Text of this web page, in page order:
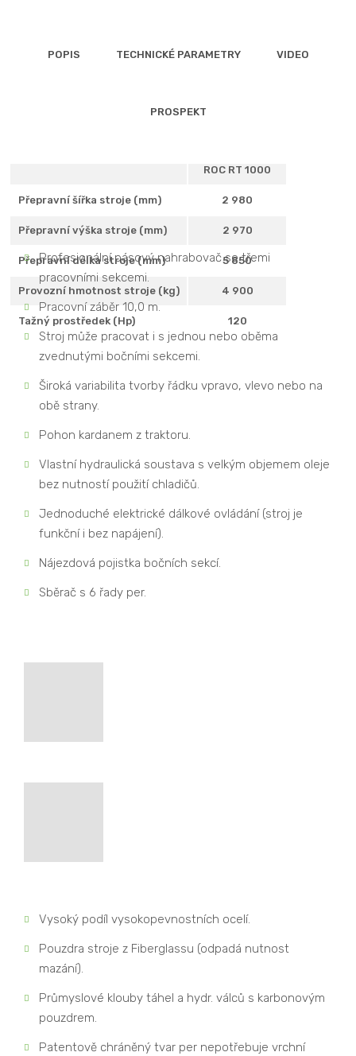
POPIS TECHNICKÉ PARAMETRY
ROC RT 1000
Přepravní šířka stroje (mm) 2 980
Přepravní výška stroje (mm) 2 970
Přepravní délka stroje (mm) 5 850
Provozní hmotnost stroje (kg) 4 900
Tažný prostředek (Hp) 120
VIDEO
PROSPEKT
Přednosti modelu ROC RT 1000
Profesionální pásový nahrabovač se třemi
pracovními sekcemi.
Pracovní záběr 10,0 m.
Stroj může pracovat i s jednou nebo oběma
zvednutými bočními sekcemi.
Široká variabilita tvorby řádku vpravo, vlevo nebo na
obě strany.
Pohon kardanem z traktoru.
Vlastní hydraulická soustava s velkým objemem oleje
bez nutností použití chladičů.
Jednoduché elektrické dálkové ovládání (stroj je
funkční i bez napájení).
Nájezdová pojistka bočních sekcí.
Sběrač s 6 řady per.
Vysoký podíl vysokopevnostních ocelí.
Pouzdra stroje z Fiberglassu (odpadá nutnost
mazání).
Průmyslové klouby táhel a hydr. válců s karbonovým
pouzdrem.
Patentově chráněný tvar per nepotřebuje vrchní